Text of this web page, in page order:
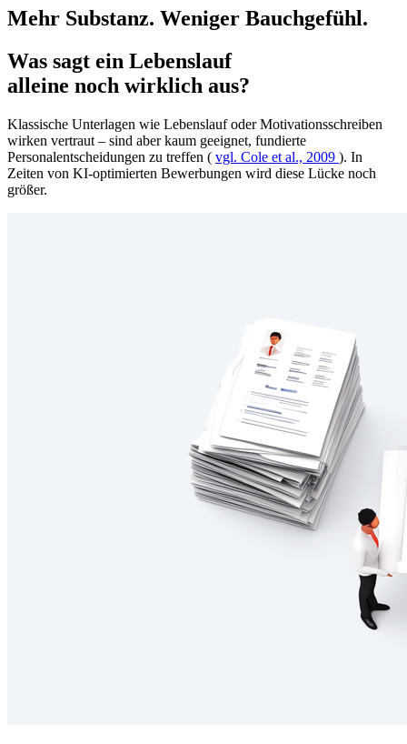
Mehr Substanz. Weniger Bauchgefühl.
Was sagt ein Lebenslauf
alleine noch wirklich aus?
Klassische Unterlagen wie Lebenslauf oder Motivationsschreiben
wirken vertraut – sind aber kaum geeignet, fundierte
Personalentscheidungen zu treffen ( vgl. Cole et al., 2009 ). In
Zeiten von KI-optimierten Bewerbungen wird diese Lücke noch
größer.